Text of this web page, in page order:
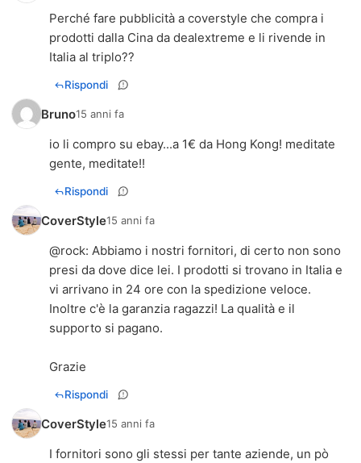
Perché fare pubblicità a coverstyle che compra i
prodotti dalla Cina da dealextreme e li rivende in
Italia al triplo??
Rispondi
Bruno15 anni fa
io li compro su ebay...a 1€ da Hong Kong! meditate
gente, meditate!!
Rispondi
CoverStyle15 anni fa
@rock: Abbiamo i nostri fornitori, di certo non sono
presi da dove dice lei. I prodotti si trovano in Italia e
vi arrivano in 24 ore con la spedizione veloce.
Inoltre c'è la garanzia ragazzi! La qualità e il
supporto si pagano.
Grazie
Rispondi
CoverStyle15 anni fa
I fornitori sono gli stessi per tante aziende, un pò